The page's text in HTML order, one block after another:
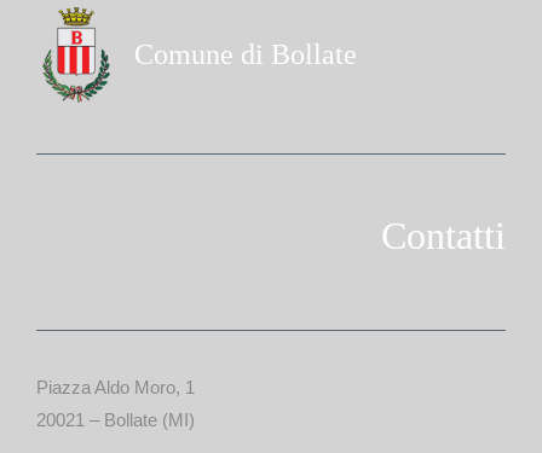
Comune di Bollate
Contatti
Piazza Aldo Moro, 1
20021 – Bollate (MI)